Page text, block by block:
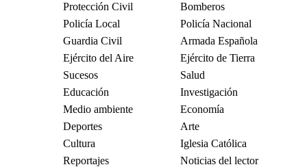
Protección Civil
Bomberos
Policía Local
Policía Nacional
Guardia Civil
Armada Española
Ejército del Aire
Ejército de Tierra
Sucesos
Salud
Educación
Investigación
Medio ambiente
Economía
Deportes
Arte
Cultura
Iglesia Católica
Reportajes
Noticias del lector